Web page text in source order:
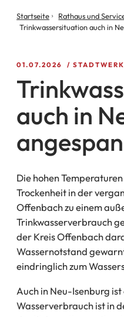
Sie
befinden
Startseite Rathaus und
Trinkwassersituation auch in
01.07.2026
auch in
Die hohen
Trockenheit in der
Offenbach zu einem
Trinkwasserverbrauch
der Kreis Offenbach
Wassernotstand
eindringlich zum
Auch in Neu-Isenburg
Wasserverbrauch ist in